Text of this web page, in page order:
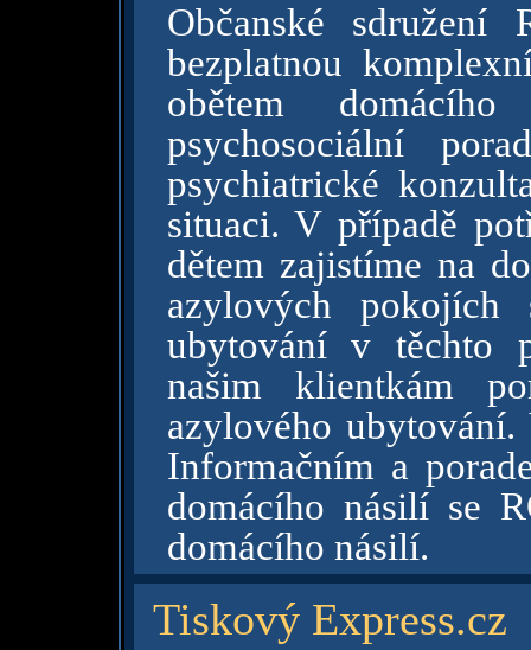
Občanské sdružení
bezplatnou
obětem
psychosociální
psychiatrické
situaci. V případě
dětem zajistíme na
azylových pokojích
ubytování v těchto
našim klientkám
azylového
Informačním a
domácího násilí se
domácího násilí.
Tiskový Express.cz